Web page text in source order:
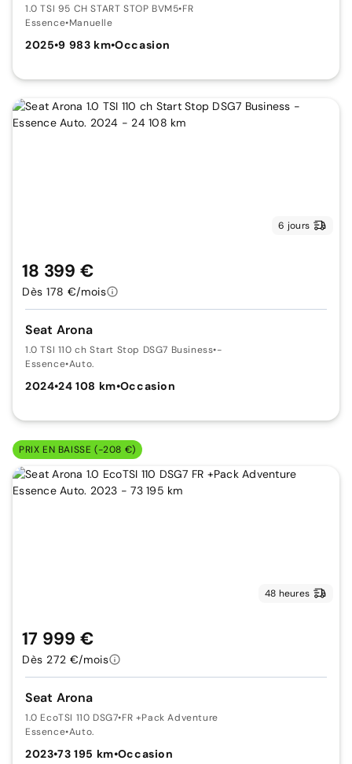
1.0 TSI 95 CH START STOP BVM5•FR
Essence•Manuelle
2025•9 983 km•Occasion
6 jours
Seat Arona
1.0 TSI 110 ch Start Stop DSG7 Business•-
Essence•Auto.
2024•24 108 km•Occasion
18 399 €
Dès 178 €/mois
PRIX EN BAISSE (-208 €)
48 heures
Seat Arona
1.0 EcoTSI 110 DSG7•FR +Pack Adventure
Essence•Auto.
2023•73 195 km•Occasion
17 999 €
Dès 272 €/mois